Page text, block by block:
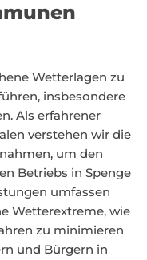
Wetterlagen zu
insbesondere
Als erfahrener
verstehen wir die
um den
Betriebs in Spenge
umfassen
Wetterextreme, wie
zu minimieren
und Bürgern in